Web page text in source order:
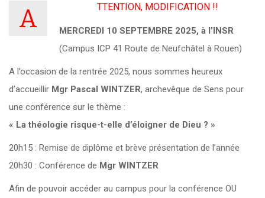
A TTENTION, MODIFICATION !!
MERCREDI 10 SEPTEMBRE 2025, à l’INSR
(Campus ICP 41 Route de Neufchâtel à Rouen)
A l’occasion de la rentrée 2025, nous sommes heureux
d’accueillir Mgr Pascal WINTZER, archevêque de Sens pour
une conférence sur le thème :
« La théologie risque-t-elle d’éloigner de Dieu ? »
20h15 : Remise de diplôme et brève présentation de l’année
20h30 : Conférence de Mgr WINTZER
Afin de pouvoir accéder au campus pour la conférence OU